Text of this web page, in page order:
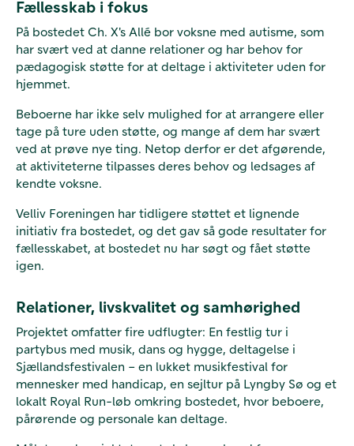
Fællesskab i fokus
På bostedet Ch. X's Allé bor voksne med autisme, som
har svært ved at danne relationer og har behov for
pædagogisk støtte for at deltage i aktiviteter uden for
hjemmet.
Beboerne har ikke selv mulighed for at arrangere eller
tage på ture uden støtte, og mange af dem har svært
ved at prøve nye ting. Netop derfor er det afgørende,
at aktiviteterne tilpasses deres behov og ledsages af
kendte voksne.
Velliv Foreningen har tidligere støttet et lignende
initiativ fra bostedet, og det gav så gode resultater for
fællesskabet, at bostedet nu har søgt og fået støtte
igen.
Relationer, livskvalitet og samhørighed
Projektet omfatter fire udflugter: En festlig tur i
partybus med musik, dans og hygge, deltagelse i
Sjællandsfestivalen – en lukket musikfestival for
mennesker med handicap, en sejltur på Lyngby Sø og et
lokalt Royal Run-løb omkring bostedet, hvor beboere,
pårørende og personale kan deltage.